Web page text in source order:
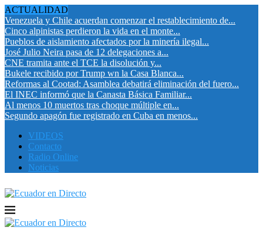
ACTUALIDAD
Venezuela y Chile acuerdan comenzar el restablecimiento de...
Cinco alpinistas perdieron la vida en el monte...
Pueblos de aislamiento afectados por la minería ilegal...
José Julio Neira pasa de 12 delegaciones a...
CNE tramita ante el TCE la disolución y...
Bukele recibido por Trump wn la Casa Blanca...
Reformas al Cootad: Asamblea debatirá eliminación del fuero...
El INEC informó que la Canasta Básica Familiar...
Al menos 10 muertos tras choque múltiple en...
Segundo apagón fue registrado en Cuba en menos...
VIDEOS
Contacto
Radio Online
Noticias